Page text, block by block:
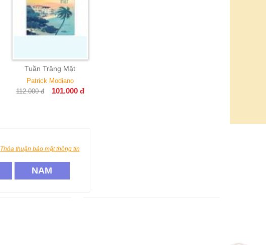
Tuần Trăng Mật
Patrick Modiano
112.000 đ 101.000 đ
Thỏa thuận bảo mật thông tin
NAM